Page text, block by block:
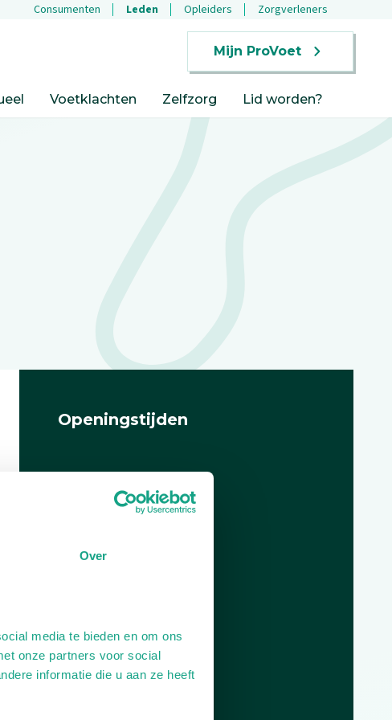
Over
media te bieden en om ons
onze partners voor social
informatie die u aan ze heeft
Consumenten Leden Opleiders Zorgverleners
Mijn ProVoet
Voetklachten Zelfzorg Lid worden?
Openingstijden
Plan je route